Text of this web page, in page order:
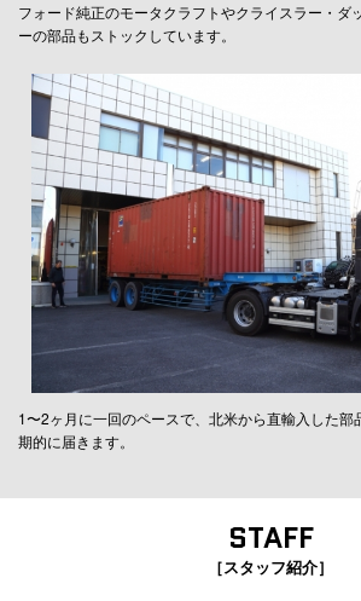
フォード純正のモータクラフトやクライスラー・ダ
ーの部品もストックしています。
1〜2ヶ月に一回のペースで、北米から直輸入した部
期的に届きます。
STAFF
［スタッフ紹介］